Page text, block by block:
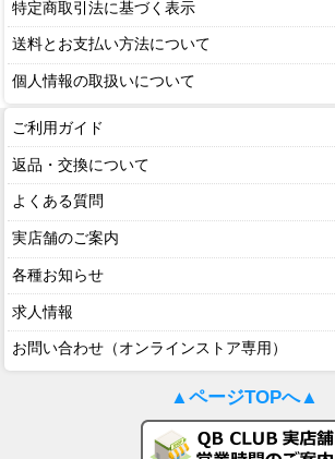
特定商取引法に基づく表示
送料とお支払い方法について
個人情報の取扱いについて
ご利用ガイド
返品・交換について
よくある質問
実店舗のご案内
各種お知らせ
求人情報
お問い合わせ（オンラインストア専用）
▲ページTOPへ▲